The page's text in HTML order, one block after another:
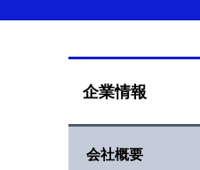
l
y
o
企業情報
会社概要